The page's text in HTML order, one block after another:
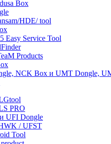
Box
HDE/ tool
Easy Service Tool
Products
NCK Box и UMT Dongle,
PRO
UFI Dongle
/ UFST
Tool